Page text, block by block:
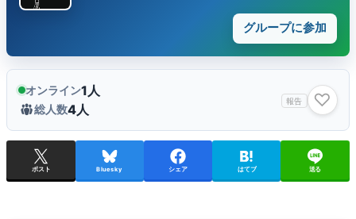
グループに参加
オンライン1人
総人数4人
報告 ♡
ポスト Bluesky シェア はてブ 送る